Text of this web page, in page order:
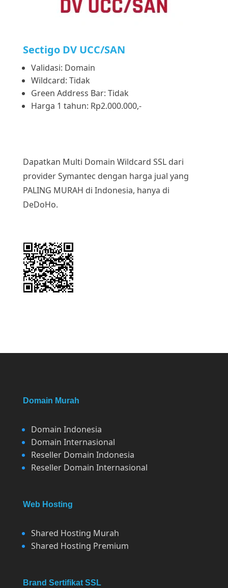
Sectigo DV UCC/SAN
Validasi: Domain
Wildcard: Tidak
Green Address Bar: Tidak
Harga 1 tahun: Rp2.000.000,-
Dapatkan Multi Domain Wildcard SSL dari
provider Symantec dengan harga jual yang
PALING MURAH di Indonesia, hanya di
DeDoHo.
Domain Murah
Domain Indonesia
Domain Internasional
Reseller Domain Indonesia
Reseller Domain Internasional
Web Hosting
Shared Hosting Murah
Shared Hosting Premium
Brand Sertifikat SSL